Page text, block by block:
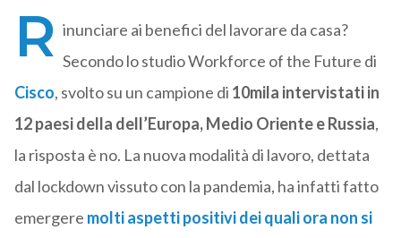
R inunciare ai benefici del lavorare da casa?
Secondo lo studio Workforce of the Future di
Cisco, svolto su un campione di 10mila intervistati in
12 paesi della dell’Europa, Medio Oriente e Russia,
la risposta è no. La nuova modalità di lavoro, dettata
dal lockdown vissuto con la pandemia, ha infatti fatto
emergere molti aspetti positivi dei quali ora non si